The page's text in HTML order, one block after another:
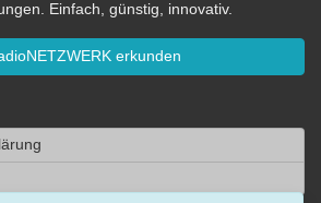
Einfach, günstig, innovativ.
erkunden